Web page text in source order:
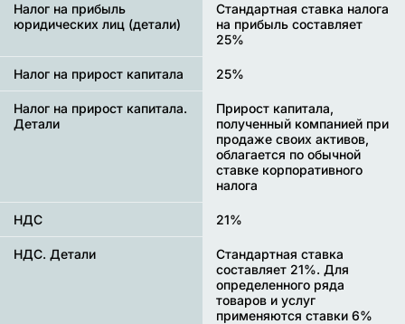
Налог на прибыль
юридических лиц (детали)
Стандартная ставка налога
на прибыль составляет
25%
Налог на прирост капитала 25%
Налог на прирост капитала.
Детали
Прирост капитала,
полученный компанией при
продаже своих активов,
облагается по обычной
ставке корпоративного
налога
НДС 21%
НДС. Детали
Стандартная ставка
составляет 21%. Для
определенного ряда
товаров и услуг
применяются ставки 6%